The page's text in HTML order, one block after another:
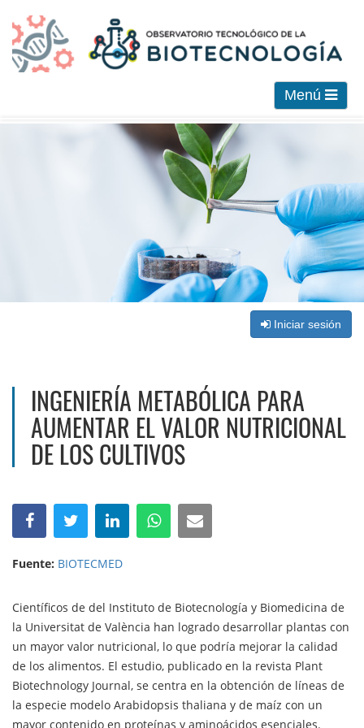
Menú
Iniciar sesión
INGENIERÍA METABÓLICA PARA
AUMENTAR EL VALOR NUTRICIONAL
DE LOS CULTIVOS
Fuente: BIOTECMED
Científicos de del Instituto de Biotecnología y Biomedicina de
la Universitat de València han logrado desarrollar plantas con
un mayor valor nutricional, lo que podría mejorar la calidad
de los alimentos. El estudio, publicado en la revista Plant
Biotechnology Journal, se centra en la obtención de líneas de
la especie modelo Arabidopsis thaliana y de maíz con un
mayor contenido en proteínas y aminoácidos esenciales.